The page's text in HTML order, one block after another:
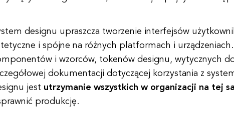
designu upraszcza tworzenie interfejsów
i spójne na różnych platformach i
i wzorców, tokenów designu, wytycznych
dokumentacji dotyczącej korzystania z
jest utrzymanie wszystkich w organizacji na tej
produkcję.